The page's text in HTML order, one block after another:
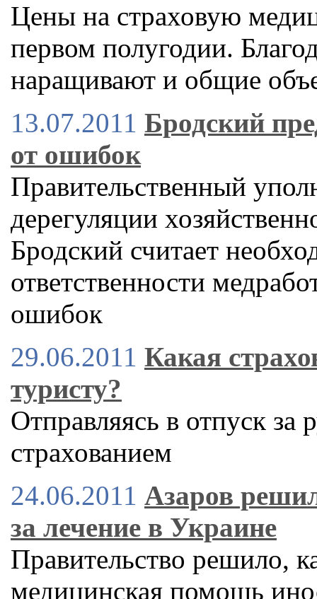
Цены на страховую
первом полугодии.
наращивают и общие
13.07.2011 Бродский
от ошибок
Правительственный
дерегуляции
Бродский считает
ответственности
ошибок
29.06.2011 Какая
туристу?
Отправляясь в отпуск за
страхованием
24.06.2011 Азаров
за лечение в Украине
Правительство решило,
медицинская помощь